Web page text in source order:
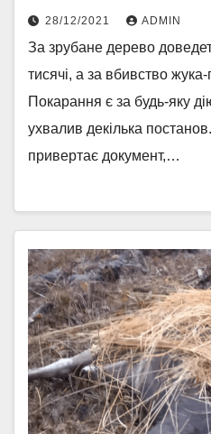
28/12/2021 ADMIN
За зрубане дерево
тисячі, а за вбивство жука-
Покарання є за будь-яку
ухвалив декілька
привертає документ,…